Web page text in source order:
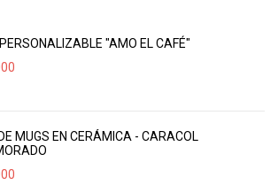
"AMO EL CAFÉ"
MUGS EN CERÁMICA - CARACOL